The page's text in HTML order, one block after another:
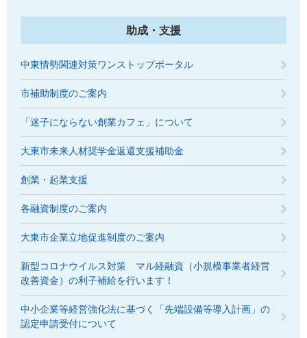
助成・支援
中東情勢関連対策ワンストップポータル
市補助制度のご案内
「迷子にならない創業カフェ」について
大東市未来人材奨学金返還支援補助金
創業・起業支援
各融資制度のご案内
大東市企業立地促進制度のご案内
新型コロナウイルス対策 マル経融資（小規模事業者経営
改善資金）の利子補給を行います！
中小企業等経営強化法に基づく「先端設備等導入計画」の
認定申請受付について